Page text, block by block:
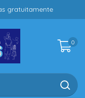
gratuitamente
0